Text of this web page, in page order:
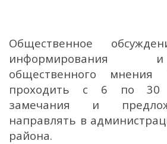
Общественное
информирования
общественного мнения
проходить с 6 по 30
замечания и
направлять в
района.